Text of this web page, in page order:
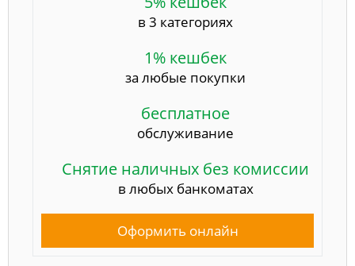
в 3 категориях
1% кешбек
за любые покупки
бесплатное
обслуживание
Снятие наличных без комиссии
в любых банкоматах
Оформить онлайн